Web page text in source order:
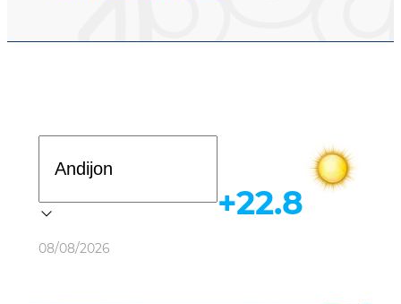
Ob-havo
08/08/2026
+22.8